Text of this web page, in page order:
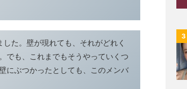
た。壁が現れても、それがどれく
でも、これまでもそうやっていくつ
にぶつかったとしても、このメンバ
3